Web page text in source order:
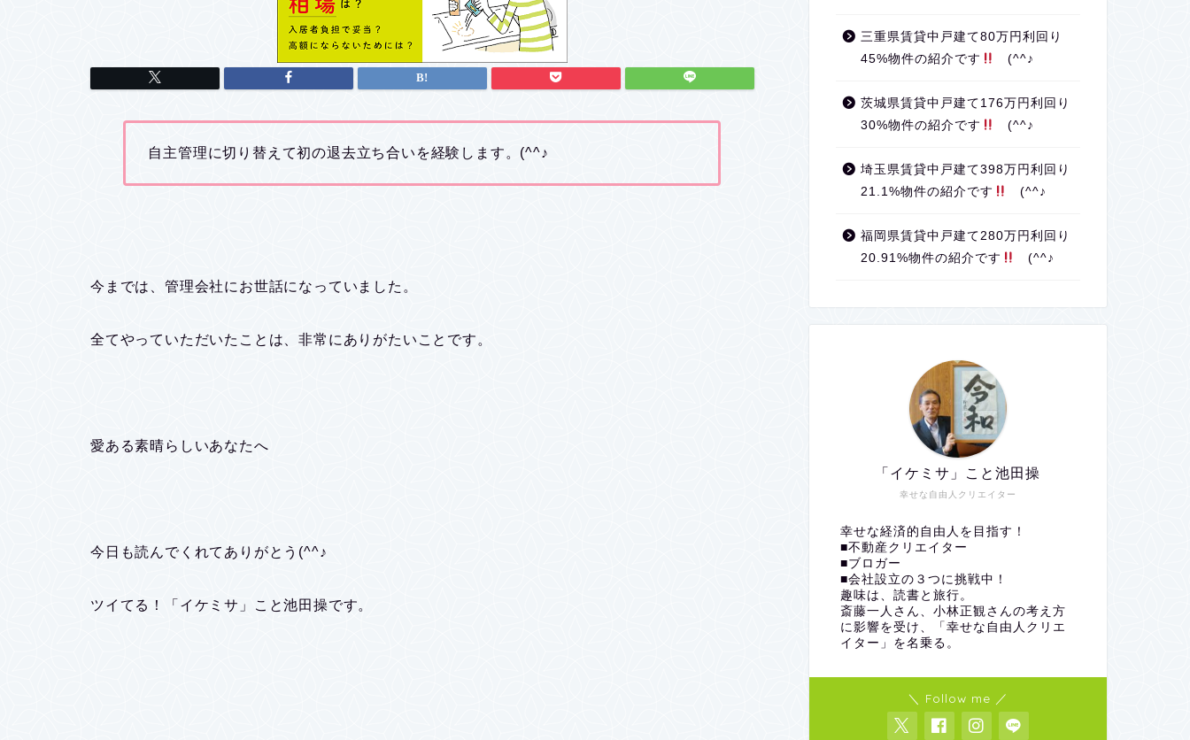
自主管理に切り替えて初の退去立ち合いを経験します。(^^♪
今までは、管理会社にお世話になっていました。
全てやっていただいたことは、非常にありがたいことです。
愛ある素晴らしいあなたへ
今日も読んでくれてありがとう(^^♪
ツイてる！「イケミサ」こと池田操です。
三重県賃貸中戸建て80万円利回り
45%物件の紹介です
(^^♪
茨城県賃貸中戸建て176万円利回り
30%物件の紹介です
(^^♪
埼玉県賃貸中戸建て398万円利回り
21.1%物件の紹介です
(^^♪
福岡県賃貸中戸建て280万円利回り
20.91%物件の紹介です
(^^♪
幸せな自由人クリエイター
「イケミサ」こと池田操
幸せな経済的自由人を目指す！
■不動産クリエイター
■ブロガー
■会社設立の３つに挑戦中！
趣味は、読書と旅行。
斎藤一人さん、小林正観さんの考え方
に影響を受け、「幸せな自由人クリエ
イター」を名乗る。
＼ Follow me ／